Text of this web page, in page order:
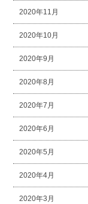
2020年11月
2020年10月
2020年9月
2020年8月
2020年7月
2020年6月
2020年5月
2020年4月
2020年3月